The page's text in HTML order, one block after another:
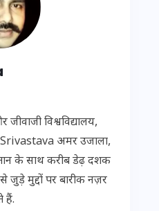
जीवाजी विश्वविद्यालय,
अमर उजाला,
के साथ करीब डेढ़ दशक
मुद्दों पर बारीक नज़र
हैं.